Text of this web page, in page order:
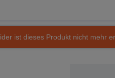
ist dieses Produkt nicht mehr